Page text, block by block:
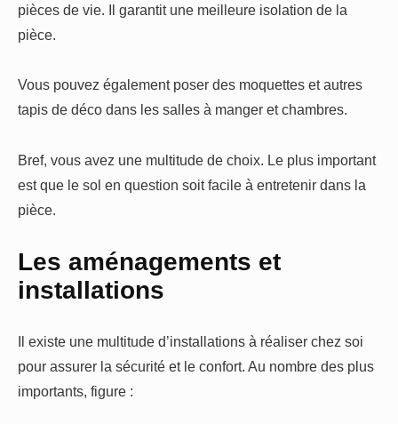
pièces de vie. Il garantit une meilleure isolation de la
pièce.
Vous pouvez également poser des moquettes et autres
tapis de déco dans les salles à manger et chambres.
Bref, vous avez une multitude de choix. Le plus important
est que le sol en question soit facile à entretenir dans la
pièce.
Les aménagements et
installations
Il existe une multitude d’installations à réaliser chez soi
pour assurer la sécurité et le confort. Au nombre des plus
importants, figure :